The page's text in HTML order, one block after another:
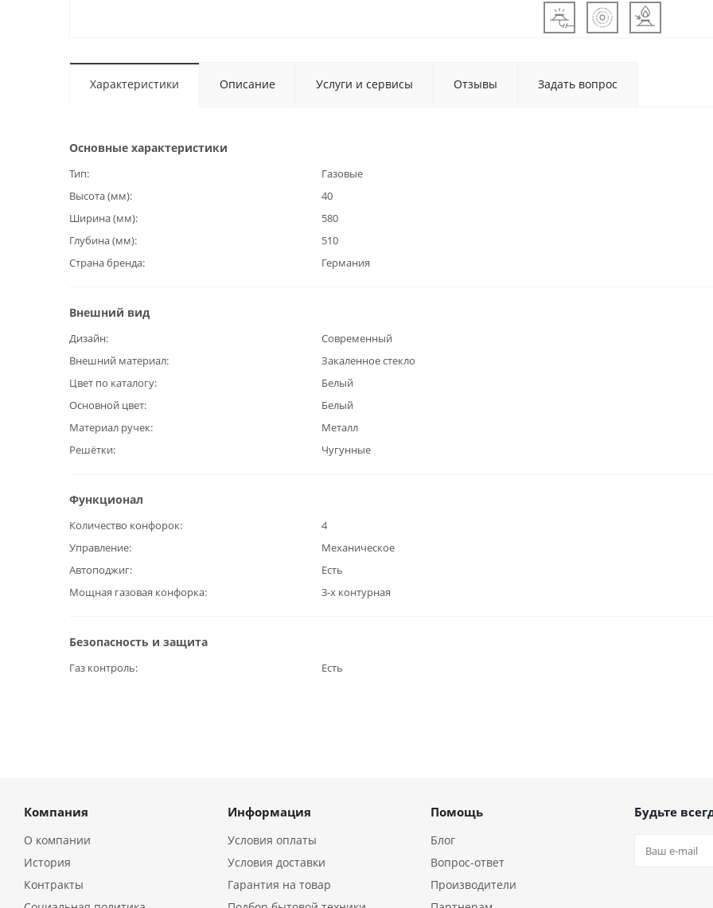
Характеристики Описание Услуги и сервисы Отзывы Задать вопрос
Основные характеристики
Тип
Газовые
Высота (мм)
40
Ширина (мм)
580
Глубина (мм)
510
Страна бренда
Германия
Внешний вид
Дизайн
Современный
Внешний материал
Закаленное стекло
Цвет по каталогу
Белый
Основной цвет
Белый
Материал ручек
Металл
Решётки
Чугунные
Функционал
Количество конфорок
4
Управление
Механическое
Автоподжиг
Есть
Мощная газовая конфорка
3-х контурная
Безопасность и защита
Газ контроль Есть
Компания
О компании
История
Контракты
Информация
Условия оплаты
Условия доставки
Гарантия на товар
Помощь
Блог
Вопрос-ответ
Производители
Будьте